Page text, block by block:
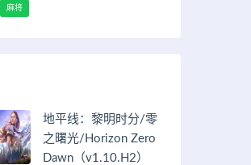
麻将
地平线：黎明时分/零
之曙光/Horizon Zero
Dawn（v1.10.H2）